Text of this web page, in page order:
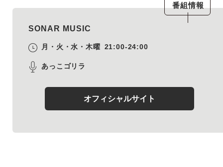
番組情報
SONAR MUSIC
月・火・水・木曜 21:00-24:00
あっこゴリラ
オフィシャルサイト